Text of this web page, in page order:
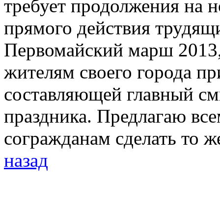
требует продолжения на
прямого действия
Первомайский марш
жителям своего города
составляющей главный
праздника. Предлагаю
согражданам сделать то
назад